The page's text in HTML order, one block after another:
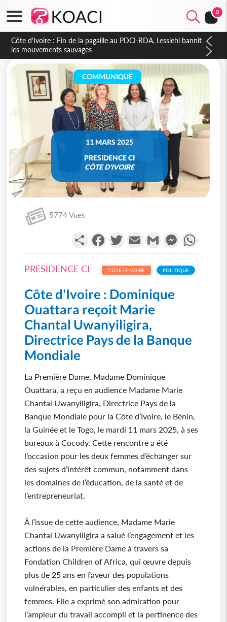
0
Côte d'Ivoire : Ouattara promet des sanctions contre les
déguerpissements illégaux
COMMUNIQUÉ
11 MARS 2025
PRESIDENCE CI
CÔTE D'IVOIRE
5774 Vues
PartagerFacebookTwitterEmail Gmail Messenger
PRESIDENCE CI CÔTE D'IVOIRE POLITIQUE
Côte d'Ivoire : Dominique
Ouattara reçoit Marie
Chantal Uwanyiligira,
Directrice Pays de la Banque
Mondiale
La Première Dame, Madame Dominique
Ouattara, a reçu en audience Madame Marie
Chantal Uwanyiligira, Directrice Pays de la
Banque Mondiale pour la Côte d’Ivoire, le Bénin,
la Guinée et le Togo, le mardi 11 mars 2025, à ses
bureaux à Cocody. Cette rencontre a été
l’occasion pour les deux femmes d’échanger sur
des sujets d’intérêt commun, notamment dans
les domaines de l’éducation, de la santé et de
l’entrepreneuriat.
À l’issue de cette audience, Madame Marie
Chantal Uwanyiligira a salué l’engagement et les
actions de la Première Dame à travers sa
Fondation Children of Africa, qui œuvre depuis
plus de 25 ans en faveur des populations
vulnérables, en particulier des enfants et des
femmes. Elle a exprimé son admiration pour
l’ampleur du travail accompli et la pertinence des